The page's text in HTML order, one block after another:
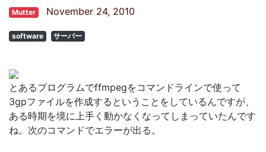
Mutter November 24, 2010
software サーバー
とあるプログラムでffmpegをコマンドラインで使って
3gpファイルを作成するということをしているんですが、
ある時期を境に上手く動かなくなってしまっていたんです
ね。次のコマンドでエラーが出る。